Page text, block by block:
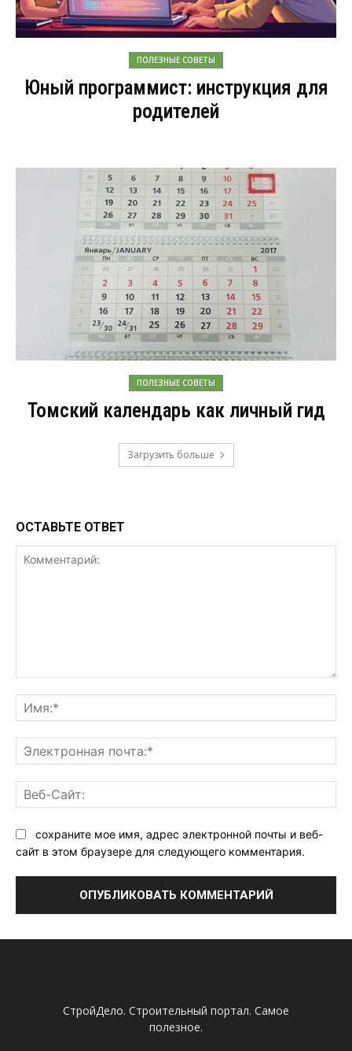
ПОЛЕЗНЫЕ СОВЕТЫ
Юный программист: инструкция для
родителей
ПОЛЕЗНЫЕ СОВЕТЫ
Томский календарь как личный гид
Загрузить больше
ОСТАВЬТЕ ОТВЕТ
сохраните мое имя, адрес электронной почты и веб-
сайт в этом браузере для следующего комментария.
СтройДело. Строительный портал. Самое
полезное.